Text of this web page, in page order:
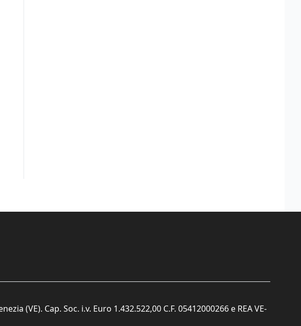
(VE). Cap. Soc. i.v. Euro 1.432.522,00 C.F. 05412000266 e REA VE-